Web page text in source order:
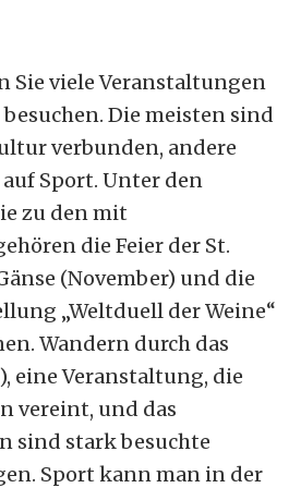
Sie viele Veranstaltungen
besuchen. Die meisten sind
verbunden, andere
Sport. Unter den
zu den mit
die Feier der St.
(November) und die
„Weltduell der Weine“
Wandern durch das
eine Veranstaltung, die
vereint, und das
sind stark besuchte
Sport kann man in der